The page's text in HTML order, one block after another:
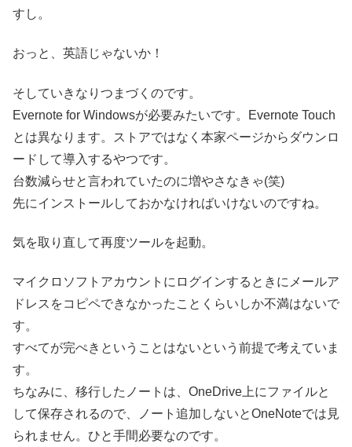
すし。
おっと、英語じゃないか！
そしていきなりつまづくのです。
Evernote for Windowsが必要みたいです。Evernote Touch
とは異なります。ストアではなく本家ページからダウンロ
ードして導入するやつです。
台数減らせと言われていたのに増やさなきゃ(笑)
先にインストールしておかなければいけないのですね。
気を取り直して再度ツールを起動。
マイクロソフトアカウントにログインするときにメールア
ドレスをコピペできなかったことくらいしか不満はないで
す。
すべてが完ぺきということはないという前提で考えていま
す。
ちなみに、移行したノートは、OneDrive上にファイルと
して保存されるので、ノート追加しないとOneNoteでは見
られません。ひと手間必要なのです。